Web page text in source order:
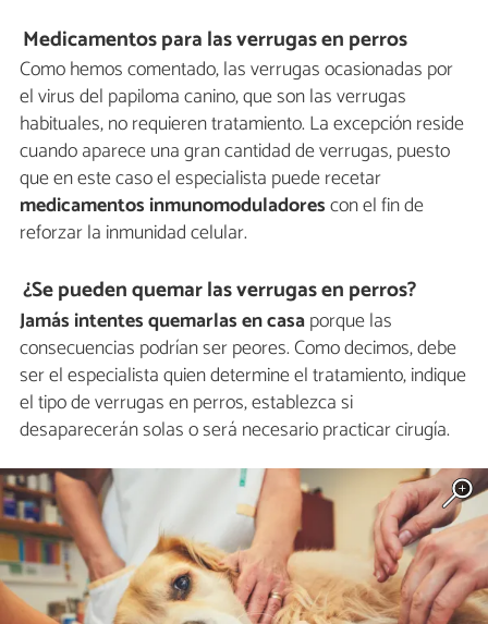
Medicamentos para las verrugas en perros
Como hemos comentado, las verrugas ocasionadas por
el virus del papiloma canino, que son las verrugas
habituales, no requieren tratamiento. La excepción reside
cuando aparece una gran cantidad de verrugas, puesto
que en este caso el especialista puede recetar
medicamentos inmunomoduladorescon el fin de
reforzar la inmunidad celular.
¿Se pueden quemar las verrugas en perros?
Jamás intentes quemarlas en casaporque las
consecuencias podrían ser peores. Como decimos, debe
ser el especialista quien determine el tratamiento, indique
el tipo de verrugas en perros, establezca si
desaparecerán solas o será necesario practicar cirugía.